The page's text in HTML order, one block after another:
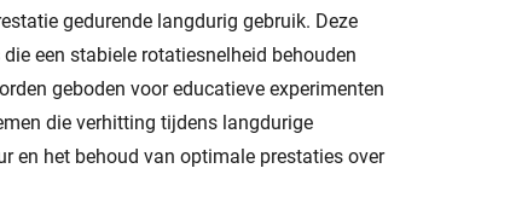
gedurende langdurig gebruik. Deze
een stabiele rotatiesnelheid behouden
geboden voor educatieve experimenten
die verhitting tijdens langdurige
en het behoud van optimale prestaties over